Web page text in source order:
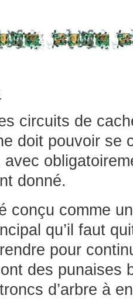
circuits de
doit pouvoir se
donné.
conçu comme
qu’il faut
pour
des punaises
d’arbre à